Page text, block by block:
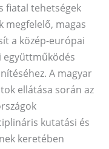
fiatal tehetségek
megfelelő, magas
a közép-európai
együttműködés
A magyar
ellátása során az
kutatási és
keretében